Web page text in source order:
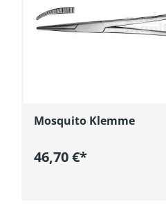
Mosquito Klemme
46,70 €*